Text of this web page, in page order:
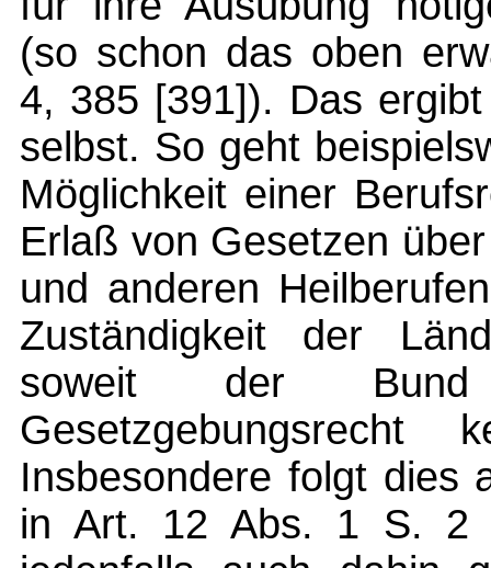
(so schon das oben
4, 385 [391]). Das
selbst. So geht
Möglichkeit einer
Erlaß von Gesetzen
und anderen
Zuständigkeit der
soweit der
Gesetzgebungsrecht
Insbesondere folgt dies
in Art. 12 Abs. 1 S. 2